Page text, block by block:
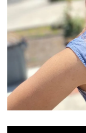
售完
Roshambo專屬配
NT$ 99
NT$ 145